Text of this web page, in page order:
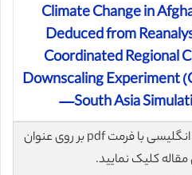
Climate Change in
Deduced from
Coordinated Regional
Downscaling Experiment
—South Asia
برای دانلود رایگان مقاله انگلیسی با فرمت pdf بر روی عنوان
کلیک نمایید.